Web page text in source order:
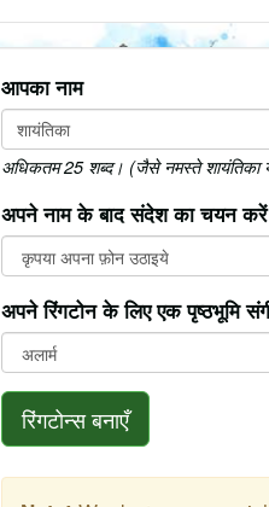
आपका नाम
अधिकतम 25 शब्द। (जैसे नमस्ते शायंतिका
अपने नाम के बाद संदेश का चयन करें
अपने रिंगटोन के लिए एक पृष्ठभूमि
रिंगटोन्स बनाएँ